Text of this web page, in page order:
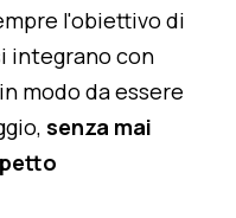
l'obiettivo di
integrano con
modo da essere
senza mai